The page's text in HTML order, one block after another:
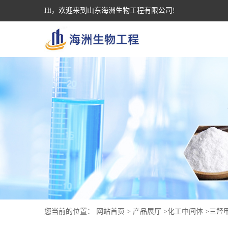
Hi，欢迎来到山东海洲生物工程有限公司!
您当前的位置： 网站首页 > 产品展厅 >化工中间体 >三羟